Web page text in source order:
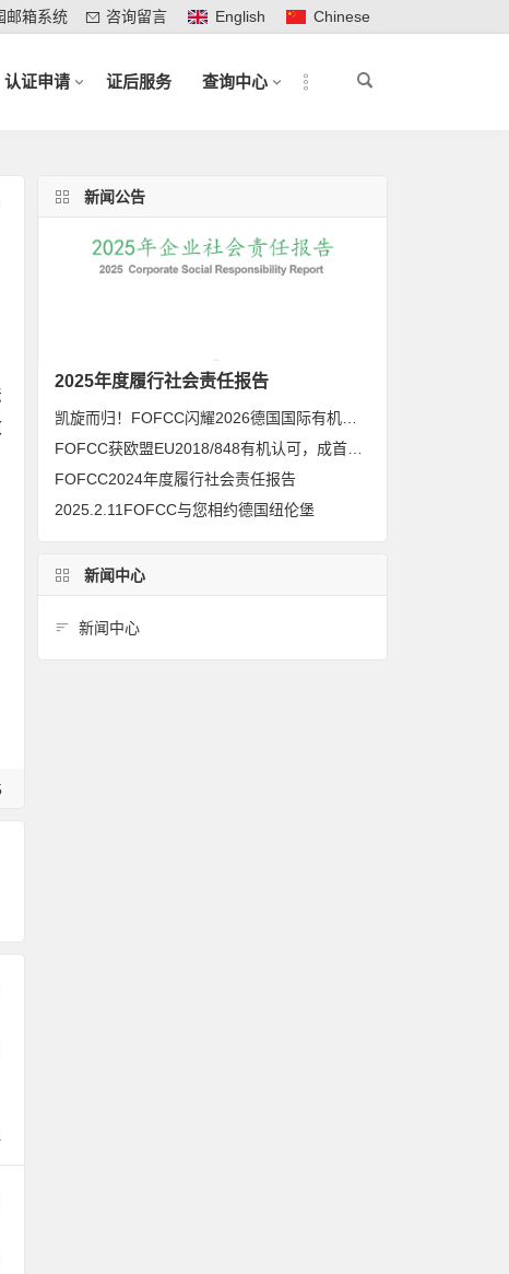
邮箱系统 咨询留言 English Chinese
认证申请 证后服务 查询中心
新闻公告
2025年度履行社会责任报告
FOFCC2024年度履行社会责任报告
2025.2.11FOFCC与您相约德国纽伦堡
新闻中心
新闻中心